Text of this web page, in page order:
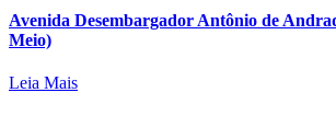
Avenida Desembargador Antônio de
Meio)
Leia Mais